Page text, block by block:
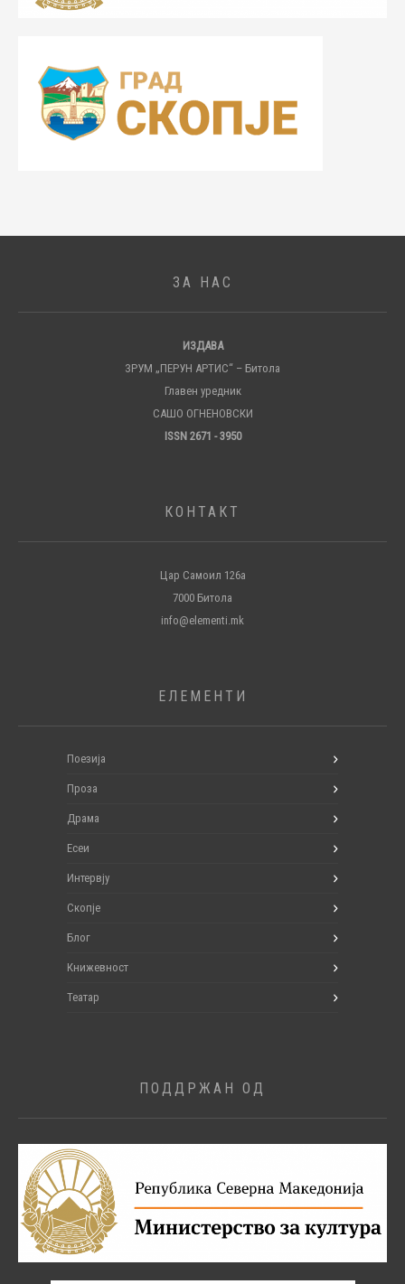
ЗА НАС
ИЗДАВА
ЗРУМ „ПЕРУН АРТИС“ – Битола
Главен уредник
САШО ОГНЕНОВСКИ
ISSN 2671 - 3950
КОНТАКТ
Цар Самоил 126а
7000 Битола
info@elementi.mk
ЕЛЕМЕНТИ
Поезија
Проза
Драма
Есеи
Интервју
Скопје
Блог
Книжевност
Театар
ПОДДРЖАН ОД